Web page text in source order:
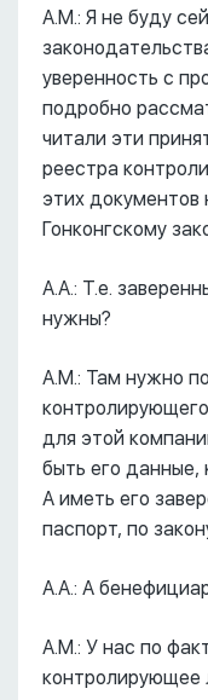
А.М.: Я не буду
уверенность с
подробно
читали эти
реестра
этих документов
Гонконгскому
А.А.: Т.е.
нужны?
А.М.: Там нужно
для этой
быть его
А иметь его
паспорт, по
А.А.: А
А.М.: У нас по
контролирующее